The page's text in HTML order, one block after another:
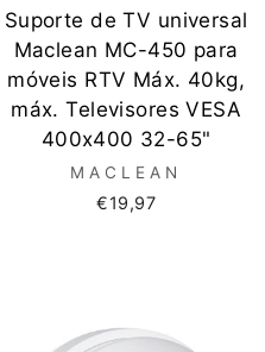
Suporte de TV universal
Maclean MC-450 para
móveis RTV Máx. 40kg,
máx. Televisores VESA
400x400 32-65"
MACLEAN
€19,97